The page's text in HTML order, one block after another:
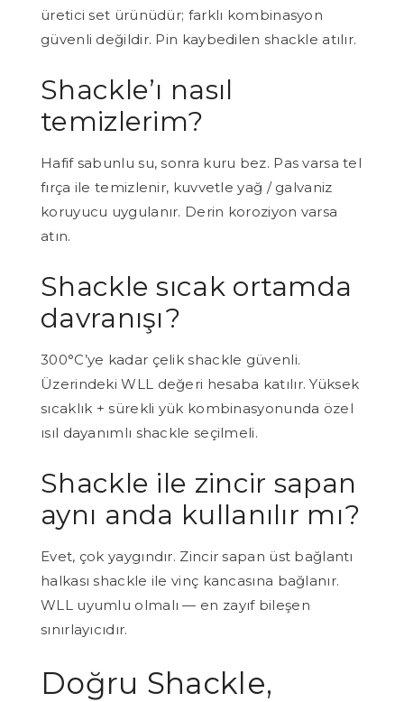
üretici set ürünüdür; farklı kombinasyon
güvenli değildir. Pin kaybedilen shackle atılır.
Shackle’ı nasıl
temizlerim?
Hafif sabunlu su, sonra kuru bez. Pas varsa tel
fırça ile temizlenir, kuvvetle yağ / galvaniz
koruyucu uygulanır. Derin koroziyon varsa
atın.
Shackle sıcak ortamda
davranışı?
300°C’ye kadar çelik shackle güvenli.
Üzerindeki WLL değeri hesaba katılır. Yüksek
sıcaklık + sürekli yük kombinasyonunda özel
ısıl dayanımlı shackle seçilmeli.
Shackle ile zincir sapan
aynı anda kullanılır mı?
Evet, çok yaygındır. Zincir sapan üst bağlantı
halkası shackle ile vinç kancasına bağlanır.
WLL uyumlu olmalı — en zayıf bileşen
sınırlayıcıdır.
Doğru Shackle,